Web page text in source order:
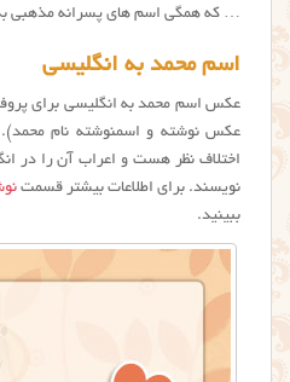
… که همگی اسم های پسرانه مذهبی
اسم محمد به انگلیسی
عکس نوشته و اسمنوشته نام محمد).
نویسند. برای اطلاعات بیشتر قسمت
ببینید.